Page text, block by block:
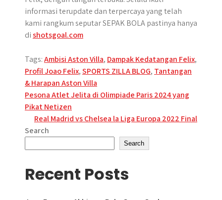
informasi terupdate dan terpercaya yang telah
kami rangkum seputar SEPAK BOLA pastinya hanya
dishotsgoal.com
Tags:Ambisi Aston Villa, Dampak Kedatangan Felix,
Profil Joao Felix,SPORTS ZILLA BLOG, Tantangan
& Harapan Aston Villa
Post
navigation
Pesona Atlet Jelita di Olimpiade Paris 2024 yang
Pikat Netizen
Real Madrid vs Chelsea la Liga Europa 2022 Final
Search
Search
Recent Posts